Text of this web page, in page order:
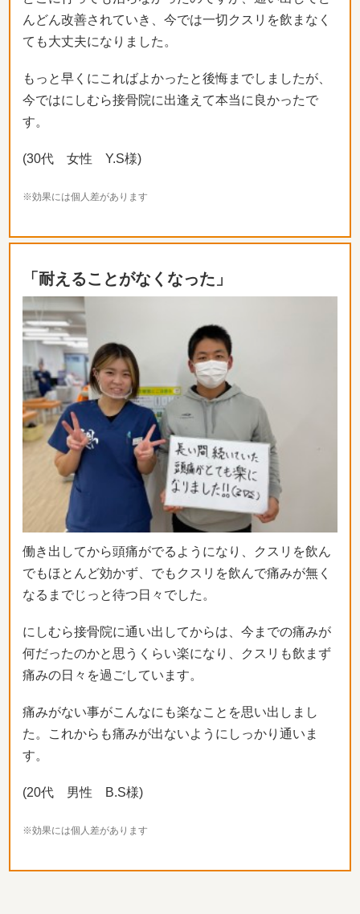
んどん改善されていき、 今では一切クスリを飲まなく
ても大丈夫になりました。
もっと早くにこればよかったと後悔までしましたが、
今ではにしむら接骨院に出逢えて本当に良かったで
す。
(30代 女性 Y.S様)
※効果には個人差があります
「耐えることがなくなった」
働き出してから頭痛がでるようになり、
クスリを飲ん
でもほとんど効かず、 でもクスリを飲んで痛みが無く
なるまでじっと待つ日々でした。
にしむら接骨院に通い出してからは、 今までの痛みが
何だったのかと思うくらい楽になり、
クスリも飲まず
痛みの日々を過ごしています。
痛みがない事がこんなにも楽なことを思い出しまし
た。これからも痛みが出ないようにしっかり通いま
す。
(20代 男性 B.S様)
※効果には個人差があります